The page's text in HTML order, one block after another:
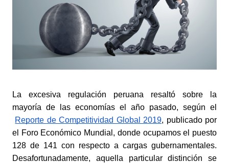
La excesiva regulación peruana resaltó sobre la
mayoría de las economías el año pasado, según el
Reporte de Competitividad Global 2019, publicado por
el Foro Económico Mundial, donde ocupamos el puesto
128 de 141 con respecto a cargas gubernamentales.
Desafortunadamente, aquella particular distinción se